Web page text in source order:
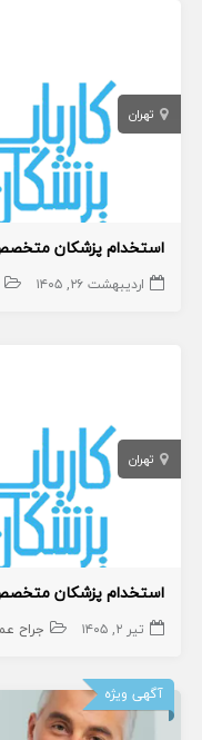
تهران
استخدام پزشکان
اردیبهشت ۲۶, ۱۴۰۵
تهران
استخدام پزشکان
تیر ۲, ۱۴۰۵ جراح
آگهی ویژه